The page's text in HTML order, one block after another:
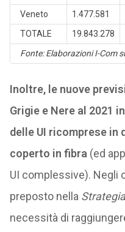
Veneto 1.477.581
TOTALE
19.843.278
Fonte: Elaborazioni I-Com
Inoltre, le nuove
Grigie e Nere al 2021
delle UI ricomprese in
coperto in fibra (ed
UI complessive). Negli
preposto nella Strategia
necessità di